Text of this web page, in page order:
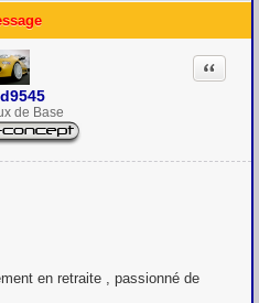
de Base
Citation
en retraite , passionné de